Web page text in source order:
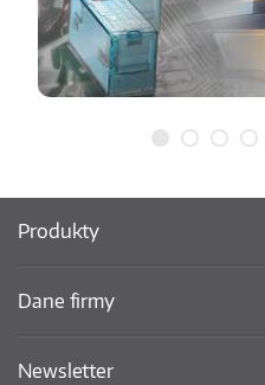
Produkty
Dane firmy
Newsletter